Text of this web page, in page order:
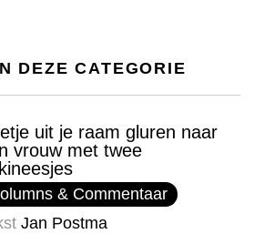
DEZE CATEGORIE
uit je raam gluren naar
vrouw met twee
& Commentaar
Jan Postma